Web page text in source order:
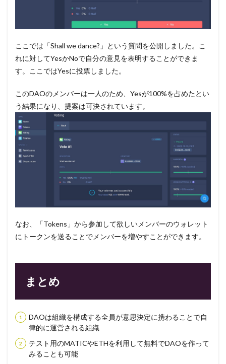
ここでは「Shall we dance?」という質問を公開しました。こ
れに対してYesかNoで自分の意見を表明することができま
す。ここではYesに投票しました。
このDAOのメンバーは一人のため、Yesが100%を占めたとい
う結果になり、提案は可決されています。
なお、「Tokens」から参加して欲しいメンバーのウォレット
にトークンを送ることでメンバーを増やすことができます。
まとめ
DAOは組織を構成する全員が意思決定に携わることで自
律的に運営される組織
テスト用のMATICやETHを利用して無料でDAOを作って
みることも可能